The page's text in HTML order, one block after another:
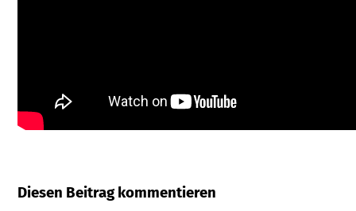
Diesen Beitrag kommentieren